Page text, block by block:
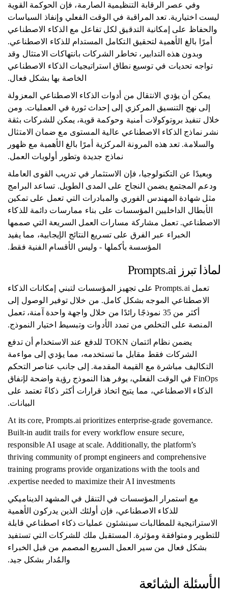
وفي عصر الرقابة التنظيمية الصارمة، فإن الحوكمة القوية
ليست اختيارية. تعد المراقبة في الوقت الفعلي وإنفاذ السياسات
والحفاظ على إمكانية التدقيق لكل تفاعل مع الذكاء الاصطناعي
أمرًا بالغ الأهمية لتحقيق التكامل المستدام للذكاء الاصطناعي.
وبدون هذه التدابير، تخاطر الشركات بانتهاكات الامتثال وقد
تواجه تحديات في توسيع نطاق استراتيجيات الذكاء الاصطناعي
الخاصة بها بشكل فعال.
يمكن أن يؤدي الانتقال من أدوات الذكاء الاصطناعي المعزولة
إلى نهج التنسيق المركزي إلى إحداث ثورة في العمليات. ومن
خلال تنفيذ بروتوكولات أمنية وحوكمة قوية، يمكن للشركات بثقة
نشر نماذج الذكاء الاصطناعي عالية المستوى مع ضمان الامتثال
والسلامة. تعد هذه المرونة المركزية أمرًا بالغ الأهمية مع ظهور
نماذج جديدة وتطور أولويات العمل.
وبعيدًا عن التكنولوجيا، فإن الاستثمار في تدريب القوى العاملة
ودعم المجتمع يضمن النجاح على المدى الطويل. تساعد البرامج
مثل شهادة المهندس الفوري والمبادرات التي تعمل على تمكين
الأبطال الداخليين المؤسسات على بناء ممارسات دائمة للذكاء
الاصطناعي. تعمل مشاركة مسارات العمل السريعة التي صممها
الخبراء عبر الفرق على تسريع النتائج الإيجابية، مما يفيد
المؤسسة بأكملها - وليس الأقسام الفنية فقط.
لماذا تبرز Prompts.ai
تعمل Prompts.ai على تجهيز المؤسسات لتبني إمكانات الذكاء
الاصطناعي الموجه بشكل كامل. من خلال توفير الوصول إلى
أكثر من 35 نموذجًا رائدًا من خلال واجهة واحدة آمنة، تعمل
المنصة على التخلص من تمدد الأدوات وتبسيط اختيار النموذج.
يضمن نظام ائتمان TOKN للدفع عند الاستخدام أن تدفع
الشركات فقط مقابل ما تستخدمه، مما يؤدي إلى مواءمة
التكاليف مباشرة مع القيمة المقدمة. إلى جانب عناصر التحكم
FinOps في الوقت الفعلي، يوفر هذا النموذج رؤية واضحة لإنفاق
الذكاء الاصطناعي، مما يتيح اتخاذ قرارات أكثر ذكاءً تعتمد على
البيانات.
At its core, Prompts.ai prioritizes enterprise-grade governance.
Built-in audit trails for every workflow ensure secure,
responsible AI usage at scale. Additionally, the platform’s
thriving community of prompt engineers and comprehensive
training programs provide organizations with the tools and
expertise needed to maximize their AI investments.
مع استمرار المؤسسات في التنقل في المشهد الديناميكي
للذكاء الاصطناعي، فإن أولئك الذين يدركون الأهمية
الاستراتيجية للمطالبات سينشئون عمليات ذكاء اصطناعي قابلة
للتطوير ومتوافقة ومؤثرة. المستقبل ملك للشركات التي تستفيد
بشكل فعال من سير العمل السريع المصمم من قبل الخبراء
والمُدار بشكل جيد.
الأسئلة الشائعة